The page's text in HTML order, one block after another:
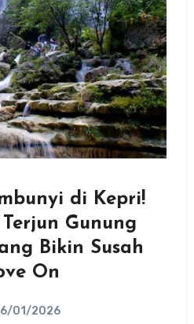
di Kepri!
Gunung
Bikin Susah
On
01/2026